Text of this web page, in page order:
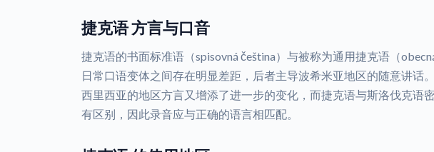
捷克语 方言与口音
捷克语的书面标准语（spisovná čeština）与被称为通用捷克语（
日常口语变体之间存在明显差距，后者主导波希米亚地区的随意讲话
西里西亚的地区方言又增添了进一步的变化，而捷克语与斯洛伐克语
有区别，因此录音应与正确的语言相匹配。